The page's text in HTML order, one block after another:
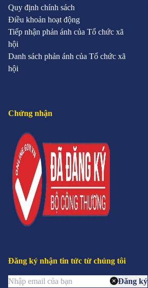
Quy định chính sách
Điều khoản hoạt động
Tiếp nhận phản ánh của Tổ chức xã
hội
Danh sách phản ánh của Tổ chức xã
hội
Chứng nhận
Đăng ký nhận tin tức từ chúng tôi
Đăng ký